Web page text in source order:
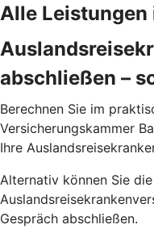
Alle Leistungen
abschließen –
Berechnen Sie im
Versicherungskammer
Ihre
Alternativ können Sie die
Gespräch abschließen.